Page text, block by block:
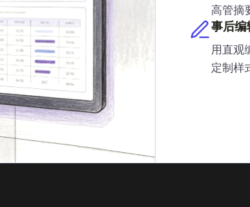
高管摘
事后编
用直观
定制样